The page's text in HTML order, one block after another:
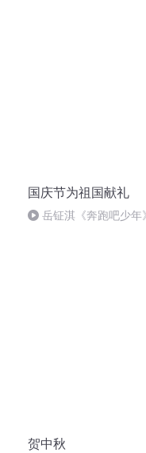
国庆节为祖国献礼
岳钲淇《奔跑吧少年》
贺中秋